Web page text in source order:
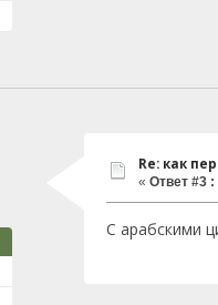
Re: как
« Ответ #3 :
С арабскими